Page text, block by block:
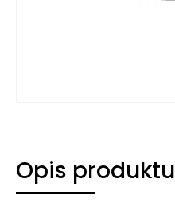
Opis produktu